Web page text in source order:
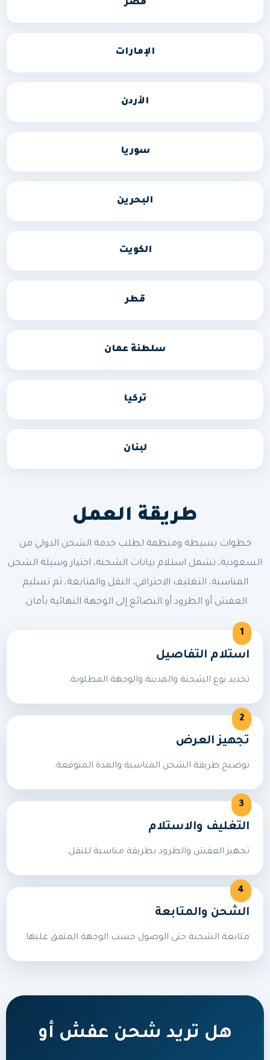
مصر
الإمارات
الأردن
سوريا
البحرين
الكويت
قطر
سلطنة عمان
تركيا
لبنان
طريقة العمل
خطوات بسيطة ومنظمة لطلب خدمة الشحن الدولي من
السعودية، تشمل استلام بيانات الشحنة، اختيار وسيلة الشحن
المناسبة، التغليف الاحترافي، النقل والمتابعة، ثم تسليم
العفش أو الطرود أو البضائع إلى الوجهة النهائية بأمان.
استلام التفاصيل
تحديد نوع الشحنة والمدينة والوجهة المطلوبة.
تجهيز العرض
توضيح طريقة الشحن المناسبة والمدة المتوقعة.
التغليف والاستلام
تجهيز العفش والطرود بطريقة مناسبة للنقل.
الشحن والمتابعة
متابعة الشحنة حتى الوصول حسب الوجهة المتفق عليها.
هل تريد شحن عفش أو